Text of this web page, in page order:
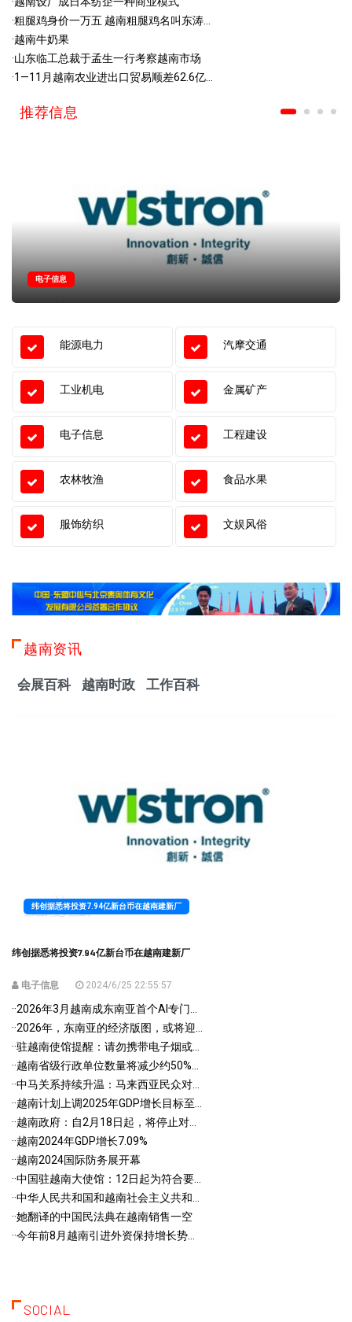
·粗腿鸡身价一万五 越南粗腿鸡名叫东涛...
·越南牛奶果
·山东临工总裁于孟生一行考察越南市场
·1—11月越南农业进出口贸易顺差62.6亿...
推荐信息
电子信息
能源电力 汽摩交通
工业机电 金属矿产
电子信息 工程建设
农林牧渔 食品水果
服饰纺织 文娱风俗
越南资讯
会展百科 越南时政 工作百科
纬创据悉将投资7.94亿新台币在越南建新厂
纬创据悉将投资7.94亿新台币在越南建新厂
电子信息 2024/6/25 22:55:57
··2026年3月越南成东南亚首个AI专门...
··2026年，东南亚的经济版图，或将迎...
··驻越南使馆提醒：请勿携带电子烟或...
··越南省级行政单位数量将减少约50%...
··中马关系持续升温：马来西亚民众对...
··越南计划上调2025年GDP增长目标至...
··越南政府：自2月18日起，将停止对...
··越南2024年GDP增长7.09%
··越南2024国际防务展开幕
··中国驻越南大使馆：12日起为符合要...
··中华人民共和国和越南社会主义共和...
··她翻译的中国民法典在越南销售一空
··今年前8月越南引进外资保持增长势...
SOCIAL